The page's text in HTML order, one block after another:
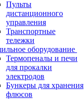
Пульты
дистанционного
управления
Транспортные
тележки
оборудование
Термопеналы и печи
для прокалки
электродов
Бункеры для хранения
флюсов